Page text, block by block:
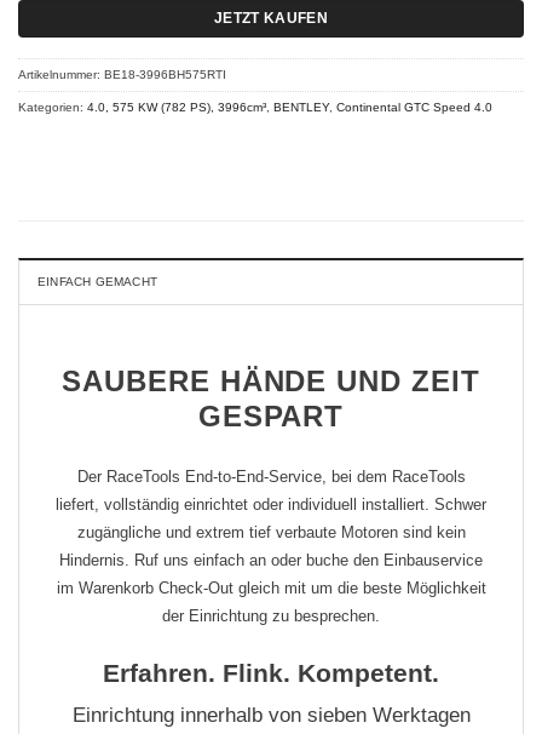
JETZT KAUFEN
Artikelnummer: BE18-3996BH575RTI
Kategorien: 4.0, 575 KW (782 PS), 3996cm³ BENTLEY, Continental GTC Speed 4.0
EINFACH GEMACHT
SAUBERE HÄNDE UND ZEIT
GESPART
Der RaceTools End-to-End-Service, bei dem RaceTools
liefert, vollständig einrichtet oder individuell installiert. Schwer
zugängliche und extrem tief verbaute Motoren sind kein
Hindernis. Ruf uns einfach an oder buche den Einbauservice
im Warenkorb Check-Out gleich mit um die beste Möglichkeit
der Einrichtung zu besprechen.
Erfahren. Flink. Kompetent.
Einrichtung innerhalb von sieben Werktagen